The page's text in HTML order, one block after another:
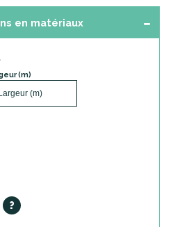
en matériaux
(m)
?